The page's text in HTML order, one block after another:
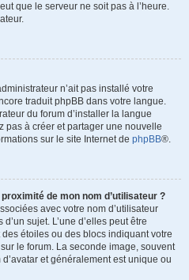
que le serveur ne soit pas à l’heure.
n’ait pas installé votre
traduit phpBB dans votre langue.
du forum d’installer la langue
pas à créer et partager une nouvelle
sur le site Internet de phpBB®.
de mon nom d’utilisateur ?
avec votre nom d’utilisateur
sujet. L’une d’elles peut être
étoiles ou des blocs indiquant votre
le forum. La seconde image, souvent
et généralement est unique ou